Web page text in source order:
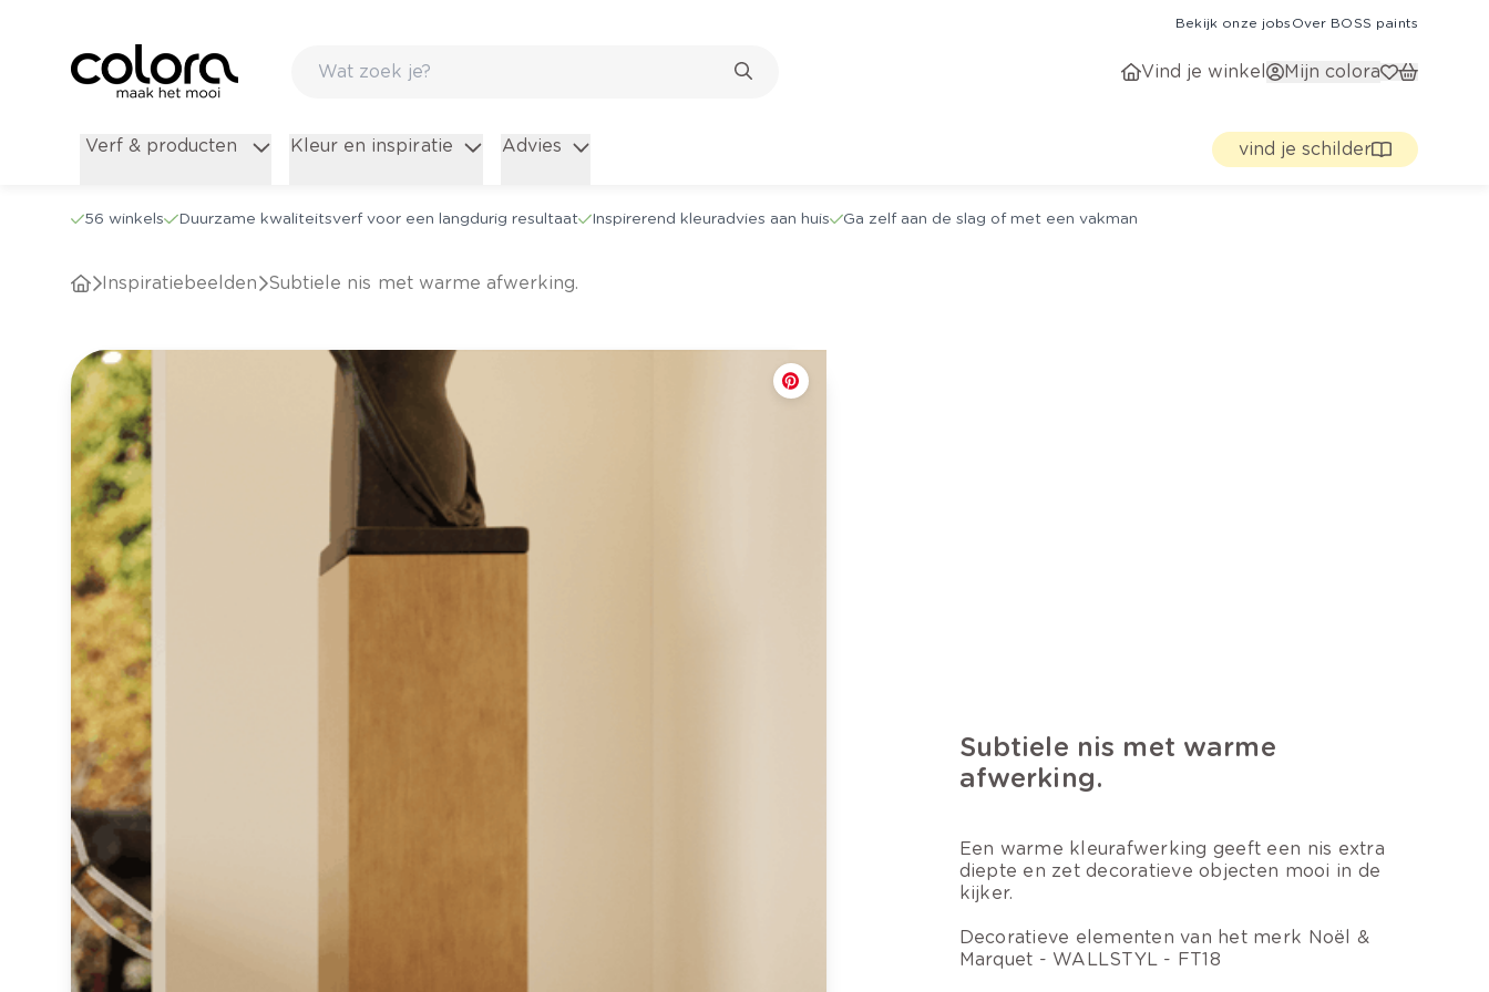
Bekijk onze jobs Over BOSS paints
Vind je winkel Mijn colora
Verf & producten Kleur en inspiratie Advies vind je schilder
56 winkels Duurzame kwaliteitsverf voor een langdurig resultaat Inspirerend kleuradvies aan huis Ga zelf aan de slag of met een vakman
Inspiratiebeelden Subtiele nis met warme afwerking.
Subtiele nis met warme
afwerking.
Een warme kleurafwerking geeft een nis extra
diepte en zet decoratieve objecten mooi in de
kijker.
Decoratieve elementen van het merk Noël &
Marquet - WALLSTYL - FT18